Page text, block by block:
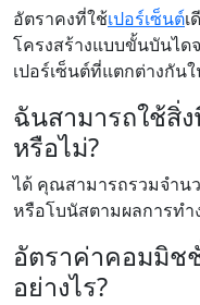
อัตราคงที่ใช้เปอร์เซ็นต์
โครงสร้างแบบขั้นบันได
เปอร์เซ็นต์ที่แตกต่างกัน
ฉันสามารถใช้สิ่
หรือไม่?
ได้ คุณสามารถรวมจำน
หรือโบนัสตามผลการทำ
อัตราค่าคอมมิ
อย่างไร?